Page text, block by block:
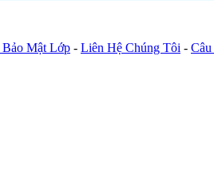
Bảo Mật Lớp - Liên Hệ Chúng Tôi -